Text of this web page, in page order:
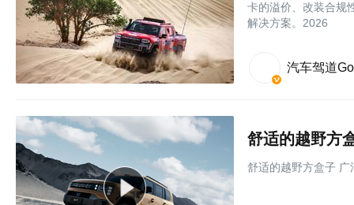
卡的溢价、改装合规
解决方案。2026
汽车驾道Go
舒适的越野方
舒适的越野方盒子